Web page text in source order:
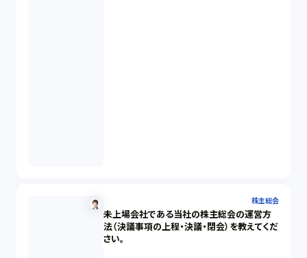
株主総会
未上場会社である当社の株主総会の運営方
法（決議事項の上程・決議・閉会）を教えてくだ
さい。